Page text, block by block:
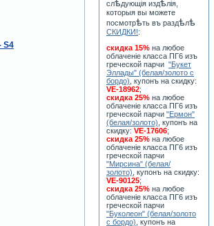
S4
слѣдующiя издѣлiя,
которыя вы можете
посмотрѣть въ раздѣлѣ
СКИДКИ!:
скидка 15% на любое
облаченiе класса ПГ6 изъ
греческой парчи "Букет
Эллады" (белая/золото с
бордо) , купонъ на скидку:
VE-18962;
скидка 25% на любое
облаченiе класса ПГ6 изъ
греческой парчи "Ермон"
(белая/золото) , купонъ на
скидку: VE-17606;
скидка 25% на любое
облаченiе класса ПГ6 изъ
греческой парчи
"Мирсина" (белая/
золото) , купонъ на скидку:
VE-90125;
скидка 25% на любое
облаченiе класса ПГ6 изъ
греческой парчи
"Буколеон" (белая/золото
с бордо) , купонъ на